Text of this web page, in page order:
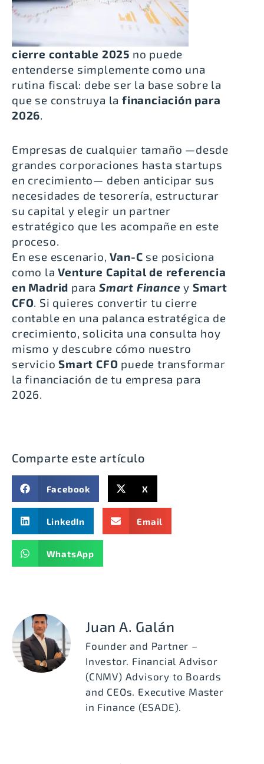
cierre contable 2025 no puede
entenderse simplemente como una
rutina fiscal: debe ser la base sobre la
que se construya lafinanciación para
2026.
Empresas de cualquier tamaño —desde
grandes corporaciones hasta startups
en crecimiento— deben anticipar sus
necesidades de tesorería, estructurar
su capital y elegir un partner
estratégico que les acompañe en este
proceso.
En ese escenario,Van-C se posiciona
como laVenture Capital de referencia
en Madrid paraSmart Finance y Smart
CFO. Si quieres convertir tu cierre
contable en una palanca estratégica de
crecimiento, solicita una consulta hoy
mismo y descubre cómo nuestro
servicioSmart CFO puede transformar
la financiación de tu empresa para
2026.
Comparte este artículo
Facebook X
LinkedIn Email
WhatsApp
Juan A. Galán
Founder and Partner –
Investor. Financial Advisor
(CNMV) Advisory to Boards
and CEOs. Executive Master
in Finance (ESADE).